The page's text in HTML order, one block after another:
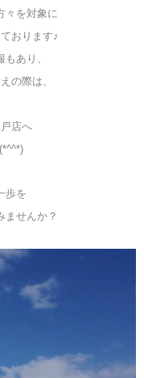
々を対象に
おります♪
あり、
の際は、
店へ
歩を
ませんか？